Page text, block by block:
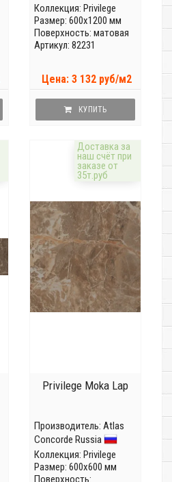
Коллекция: Privilege
Размер: 600x1200 мм
Поверхность: матовая
Артикул: 82231
Цена: 3 132 руб/м2
КУПИТЬ
Доставка за
наш счёт при
заказе от
35т.руб
Privilege Moka Lap
Производитель: Atlas
Concorde Russia
Коллекция: Privilege
Размер: 600x600 мм
Поверхность: